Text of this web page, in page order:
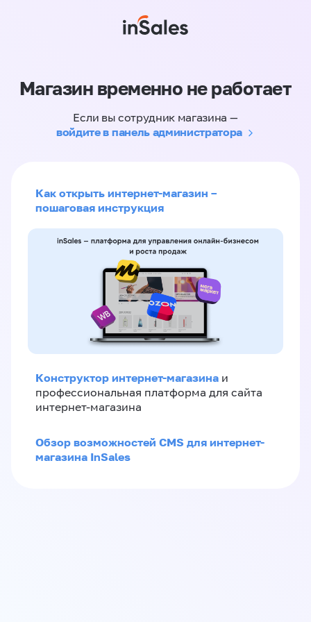
Магазин временно не работает
Если вы сотрудник магазина —
войдите в панель администратора
Как открыть интернет-магазин –
пошаговая инструкция
Конструктор интернет-магазина и
профессиональная платформа для сайта
интернет-магазина
Обзор возможностей CMS для интернет-
магазина InSales